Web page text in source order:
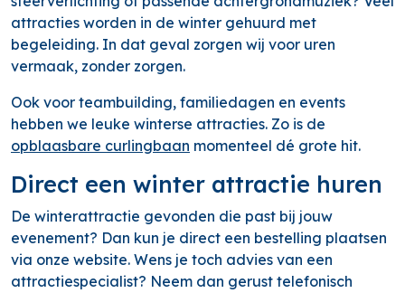
attracties worden in de winter gehuurd met
begeleiding. In dat geval zorgen wij voor uren
vermaak, zonder zorgen.
Ook voor teambuilding, familiedagen en events
hebben we leuke winterse attracties. Zo is de
opblaasbare curlingbaan momenteel dé grote hit.
Direct een winter attractie huren
De winterattractie gevonden die past bij jouw
evenement? Dan kun je direct een bestelling plaatsen
via onze website. Wens je toch advies van een
attractiespecialist? Neem dan gerust telefonisch